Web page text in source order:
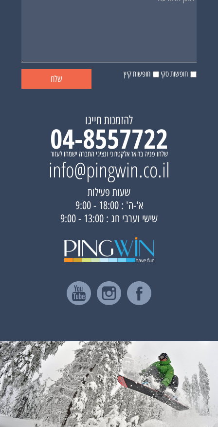
חופשות סקי חופשות קיץ
להזמנות חייגו
04-8557722
שלחו פניה בדואר אלקטרוני ונציגי החברה ישמחו לעזור
info@pingwin.co.il
שעות פעילות
א'-ה' : 18:00 - 9:00
שישי וערבי חג : 13:00 - 9:00